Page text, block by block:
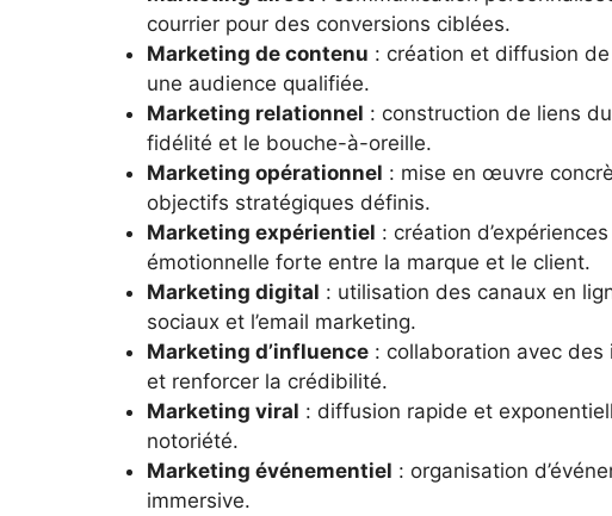
courrier pour des conversions ciblées.
Marketing de contenu : création et diffusion
une audience qualifiée.
Marketing relationnel : construction de liens
fidélité et le bouche-à-oreille.
Marketing opérationnel : mise en œuvre
objectifs stratégiques définis.
Marketing expérientiel : création
émotionnelle forte entre la marque et le client.
Marketing digital : utilisation des canaux en
sociaux et l’email marketing.
Marketing d’influence : collaboration avec
et renforcer la crédibilité.
Marketing viral : diffusion rapide et
notoriété.
Marketing événementiel : organisation
immersive.